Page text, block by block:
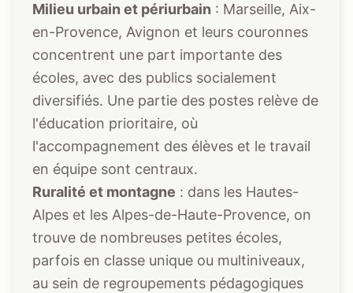
Milieu urbain et périurbain : Marseille, Aix-
en-Provence, Avignon et leurs couronnes
concentrent une part importante des
écoles, avec des publics socialement
diversifiés. Une partie des postes relève de
l'éducation prioritaire, où
l'accompagnement des élèves et le travail
en équipe sont centraux.
Ruralité et montagne : dans les Hautes-
Alpes et les Alpes-de-Haute-Provence, on
trouve de nombreuses petites écoles,
parfois en classe unique ou multiniveaux,
au sein de regroupements pédagogiques